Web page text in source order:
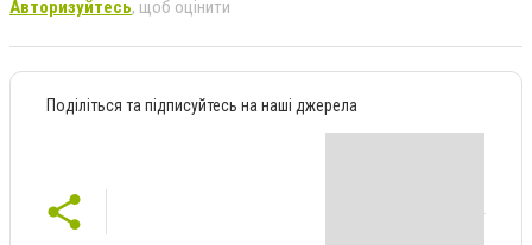
Авторизуйтесь, щоб оцінити
Поділіться та підписуйтесь на наші джерела